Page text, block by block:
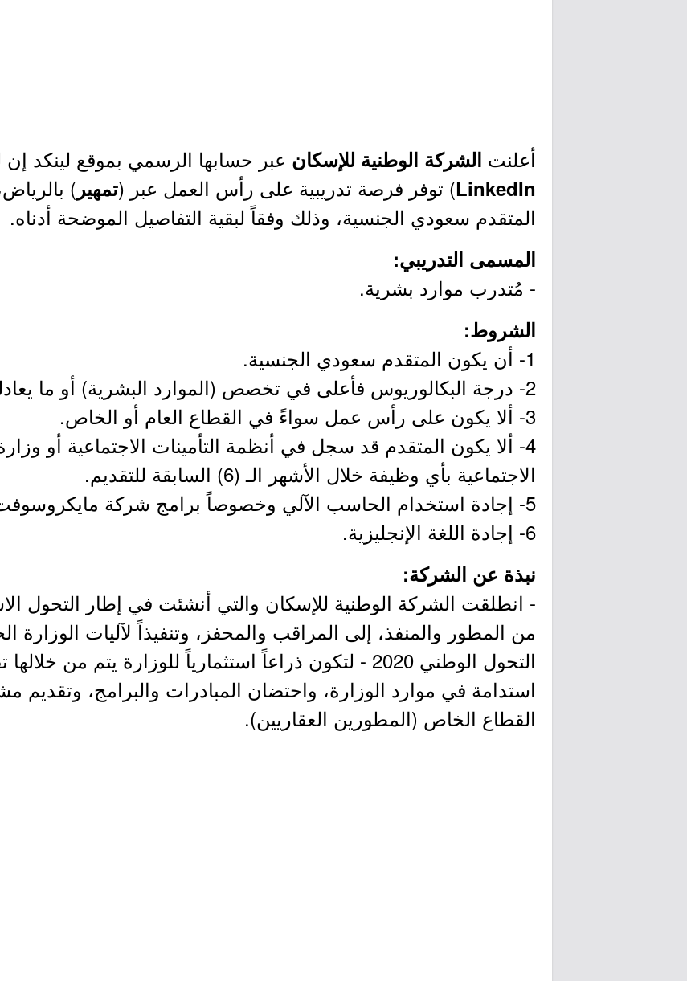
أعلنت الشركة الوطنية للإسكان عبر حسابها الرسمي بموقع لينكد
LinkedIn) توفر فرصة تدريبية على رأس العمل عبر (تمهير )
المتقدم سعودي الجنسية، وذلك وفقاً لبقية التفاصيل الموضحة أدناه.
المسمى التدريبي:
- مُتدرب موارد بشرية.
الشروط:
1- أن يكون المتقدم سعودي الجنسية.
2- درجة البكالوريوس فأعلى في تخصص (الموارد البشرية) أو ما يعادلها.
3- ألا يكون على رأس عمل سواءً في القطاع العام أو الخاص.
4- ألا يكون المتقدم قد سجل في أنظمة التأمينات الاجتماعية أو
الاجتماعية بأي وظيفة خلال الأشهر الـ (6) السابقة للتقديم.
5- إجادة استخدام الحاسب الآلي وخصوصاً برامج شركة مايكروسوفت (أوفيس).
6- إجادة اللغة الإنجليزية.
نبذة عن الشركة:
- انطلقت الشركة الوطنية للإسكان والتي أنشئت في إطار التحول
من المطور والمنفذ، إلى المراقب والمحفز، وتنفيذاً لآليات الوزارة
التحول الوطني 2020 - لتكون ذراعاً استثمارياً للوزارة يتم
استدامة في موارد الوزارة، واحتضان المبادرات والبرامج، وتقديم
القطاع الخاص (المطورين العقاريين).